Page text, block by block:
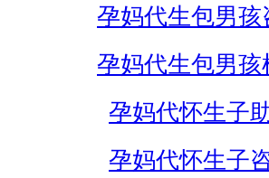
孕妈代生包男孩
孕妈代生包男孩
孕妈代怀生子
孕妈代怀生子